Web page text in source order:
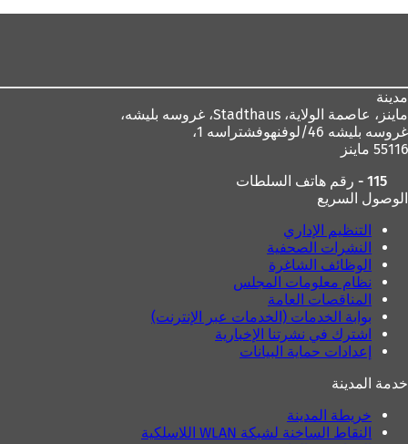
مدينة
ماينز، عاصمة الولاية،
غروسه بليشه 46/لوفنهوفشتراسه 1،
55116 ماينز
115 - رقم هاتف السلطات
الوصول السريع
التنظيم الإداري
النشرات الصحفية
الوظائف الشاغرة
نظام معلومات المجلس
المناقصات العامة
بوابة الخدمات (الخدمات عبر الإنترنت)
اشترك في نشرتنا الإخبارية
إعدادات حماية البيانات
خدمة المدينة
خريطة المدينة
النقاط الساخنة لشبكة WLAN اللاسلكية